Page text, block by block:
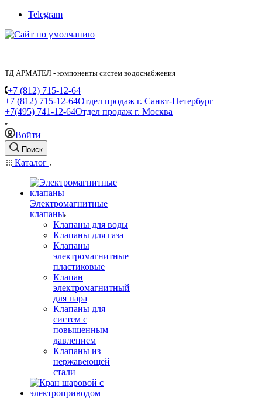
Telegram
ТД АРМАТЕЛ - компоненты систем водоснабжения
+7 (812) 715-12-64
+7 (812) 715-12-64Отдел продаж г. Санкт-Петербург
+7(495) 741-12-64Отдел продаж г. Москва
Войти
Поиск
Каталог
Электромагнитные
клапаны
Клапаны для воды
Клапаны для газа
Клапаны
электромагнитные
пластиковые
Клапан
электромагнитный
для пара
Клапаны для
систем с
повышенным
давлением
Клапаны из
нержавеющей
стали